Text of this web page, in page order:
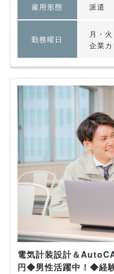
雇用形態 派遣
勤務曜日
月・
企業
電気計装設計＆
円◆男性活躍中！◆経